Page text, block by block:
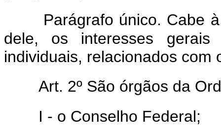
Parágrafo único. Cabe
dele, os interesses
individuais, relacionados com
Art. 2º São órgãos da
I - o Conselho Federal;